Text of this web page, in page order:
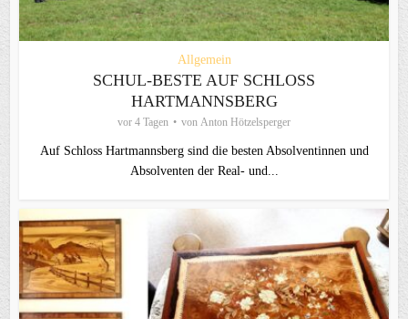
Allgemein
SCHUL-BESTE AUF SCHLOSS
HARTMANNSBERG
vor 4 Tagen von Anton Hötzelsperger
Auf Schloss Hartmannsberg sind die besten Absolventinnen und
Absolventen der Real- und...